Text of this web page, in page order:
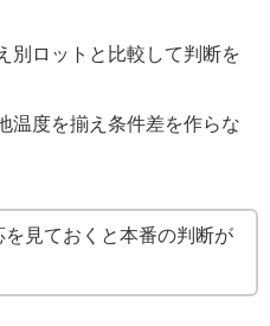
別ロットと比較して判断を
温度を揃え条件差を作らな
を見ておくと本番の判断が